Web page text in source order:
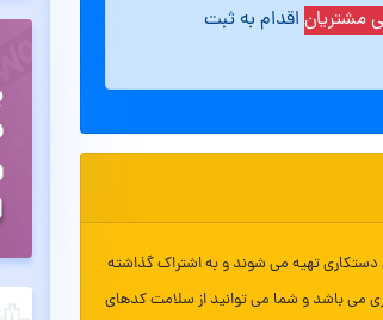
مشتریان اقدام به ثبت
دستکاری تهیه می شوند و به اشتراک گذاشته
می باشد و شما می توانید از سلامت کدهای